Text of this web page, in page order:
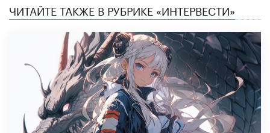
ЧИТАЙТЕ ТАКЖЕ В РУБРИКЕ «ИНТЕРВЕСТИ»